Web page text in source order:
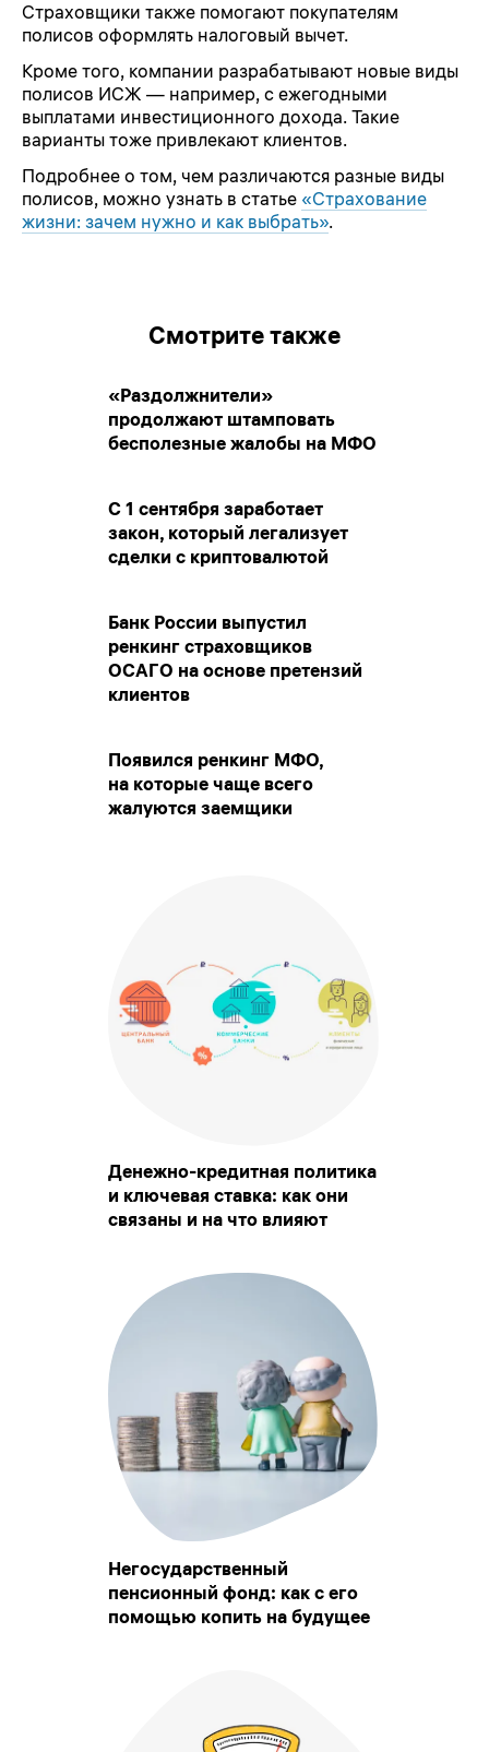
Страховщики также помогают покупателям
полисов оформлять налоговый вычет.
Кроме того, компании разрабатывают новые виды
полисов ИСЖ — например, с ежегодными
выплатами инвестиционного дохода. Такие
варианты тоже привлекают клиентов.
Подробнее о том, чем различаются разные виды
полисов, можно узнать в статье «Страхование
жизни: зачем нужно и как выбрать».
Смотрите также
«Раздолжнители»
продолжают штамповать
бесполезные жалобы на МФО
С 1 сентября заработает
закон, который легализует
сделки с криптовалютой
Банк России выпустил
ренкинг страховщиков
ОСАГО на основе претензий
клиентов
Появился ренкинг МФО,
на которые чаще всего
жалуются заемщики
Денежно-кредитная политика
и ключевая ставка: как они
связаны и на что влияют
Негосударственный
пенсионный фонд: как с его
помощью копить на будущее